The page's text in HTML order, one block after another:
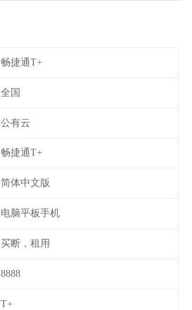
畅捷通T+
全国
公有云
畅捷通T+
简体中文版
电脑平板手机
买断，租用
8888
T+